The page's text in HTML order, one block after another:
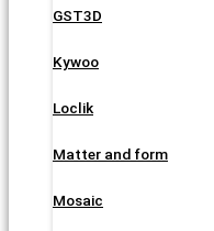
GST3D
Kywoo
Loclik
Matter and form
Mosaic